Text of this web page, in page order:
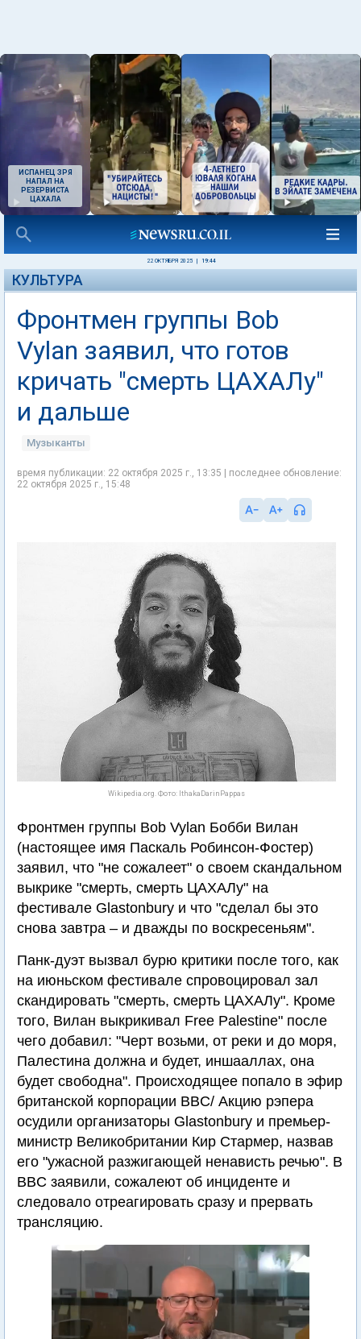
ИСПАНЕЦ ЗРЯ
НАПАЛ НА
РЕЗЕРВИСТА
ЦАХАЛА
22 ОКТЯБРЯ 2025 19:44
КУЛЬТУРА
Фронтмен группы Bob
Vylan заявил, что готов
кричать "смерть ЦАХАЛу"
и дальше
Музыканты
время публикации: 22 октября 2025 г., 13:35 | последнее обновление:
22 октября 2025 г., 15:48
Wikipedia.org. Фото: IthakaDarinPappas
Фронтмен группы Bob Vylan Бобби Вилан
(настоящее имя Паскаль Робинсон-Фостер)
заявил, что "не сожалеет" о своем скандальном
выкрике "смерть, смерть ЦАХАЛу" на
фестивале Glastonbury и что "сделал бы это
снова завтра – и дважды по воскресеньям".
Панк-дуэт вызвал бурю критики после того, как
на июньском фестивале спровоцировал зал
скандировать "смерть, смерть ЦАХАЛу". Кроме
того, Вилан выкрикивал Free Palestine" после
чего добавил: "Черт возьми, от реки и до моря,
Палестина должна и будет, иншааллах, она
будет свободна". Происходящее попало в эфир
британской корпорации BBC/ Акцию рэпера
осудили организаторы Glastonbury и премьер-
министр Великобритании Кир Стармер, назвав
его "ужасной разжигающей ненависть речью". В
BBC заявили, сожалеют об инциденте и
следовало отреагировать сразу и прервать
трансляцию.